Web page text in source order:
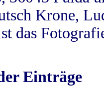
Krone,
das
Einträge